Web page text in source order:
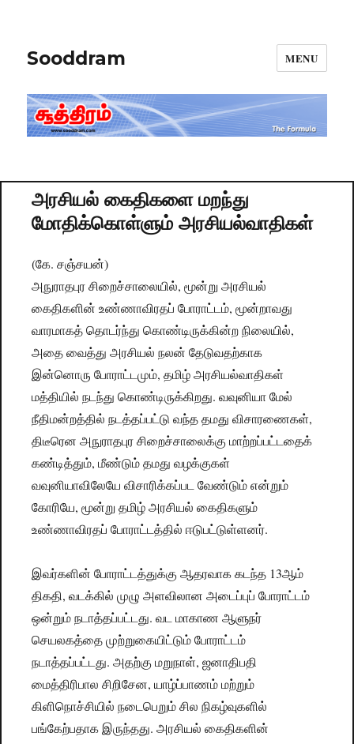
Sooddram MENU
அரசியல் கைதிகளை மறந்து
மோதிக்கொள்ளும் அரசியல்வாதிகள்
(கே. சஞ்சயன்)
அநுராதபுர சிறைச்சாலையில், மூன்று அரசியல்
கைதிகளின் உண்ணாவிரதப் போராட்டம், மூன்றாவது
வாரமாகத் தொடர்ந்து கொண்டிருக்கின்ற நிலையில்,
அதை வைத்து அரசியல் நலன் தேடுவதற்காக
இன்னொரு போராட்டமும், தமிழ் அரசியல்வாதிகள்
மத்தியில் நடந்து கொண்டிருக்கிறது. வவுனியா மேல்
நீதிமன்றத்தில் நடத்தப்பட்டு வந்த தமது விசாரணைகள்,
திடீரென அநுராதபுர சிறைச்சாலைக்கு மாற்றப்பட்டதைக்
கண்டித்தும், மீண்டும் தமது வழக்குகள்
வவுனியாவிலேயே விசாரிக்கப்பட வேண்டும் என்றும்
கோரியே, மூன்று தமிழ் அரசியல் கைதிகளும்
உண்ணாவிரதப் போராட்டத்தில் ஈடுபட்டுள்ளனர்.
இவர்களின் போராட்டத்துக்கு ஆதரவாக கடந்த 13ஆம்
திகதி, வடக்கில் முழு அளவிலான அடைப்புப் போராட்டம்
ஒன்றும் நடாத்தப்பட்டது. வட மாகாண ஆளுநர்
செயலகத்தை முற்றுகையிட்டும் போராட்டம்
நடாத்தப்பட்டது. அதற்கு மறுநாள், ஜனாதிபதி
மைத்திரிபால சிறிசேன, யாழ்ப்பாணம் மற்றும்
கிளிநொச்சியில் நடைபெறும் சில நிகழ்வுகளில்
பங்கேற்பதாக இருந்தது. அரசியல் கைதிகளின்